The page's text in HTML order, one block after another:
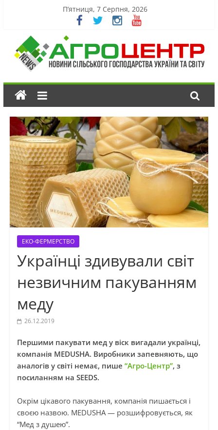
П’ятниця, 7 Серпня, 2026
ЕКО-ФЕРМЕРСТВО
Українці здивували світ
незвичним пакуванням
меду
26.12.2019
Першими пакувати мед у віск вигадали українці,
компанія MEDUSHA. Виробники запевняють, що
аналогів у світі немає, пише “Агро-Центр”, з
посиланням на SEEDS.
Окрім цікавого пакування, компанія пишається і
своєю назвою. MEDUSHA — розшифровується, як
“Мед з душею”.